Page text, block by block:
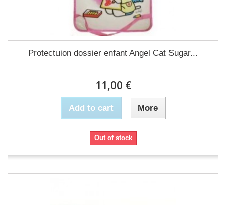
Protectuion dossier enfant Angel Cat Sugar...
11,00 €
Add to cart More
Out of stock